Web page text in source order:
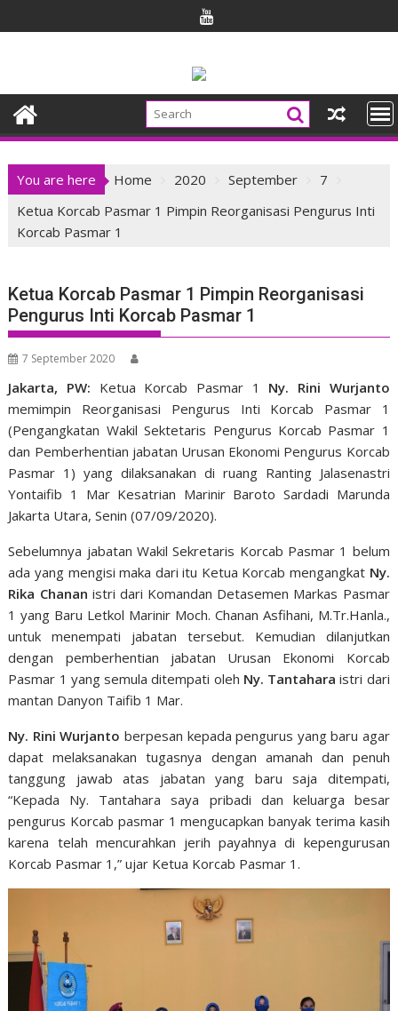
to
You are here Home 2020 September
7
Ketua Korcab Pasmar 1 Pimpin Reorganisasi Pengurus Inti
Korcab Pasmar 1
Ketua Korcab Pasmar 1 Pimpin Reorganisasi
Pengurus Inti Korcab Pasmar 1
7 September 2020
Jakarta, PW: Ketua Korcab Pasmar 1 Ny. Rini Wurjanto
memimpin Reorganisasi Pengurus Inti Korcab Pasmar 1
(Pengangkatan Wakil Sektetaris Pengurus Korcab Pasmar 1
dan Pemberhentian jabatan Urusan Ekonomi Pengurus Korcab
Pasmar 1) yang dilaksanakan di ruang Ranting Jalasenastri
Yontaifib 1 Mar Kesatrian Marinir Baroto Sardadi Marunda
Jakarta Utara, Senin (07/09/2020).
Sebelumnya jabatan Wakil Sekretaris Korcab Pasmar 1 belum
ada yang mengisi maka dari itu Ketua Korcab mengangkat Ny.
Rika Chanan istri dari Komandan Detasemen Markas Pasmar
1 yang Baru Letkol Marinir Moch. Chanan Asfihani, M.Tr.Hanla.,
untuk menempati jabatan tersebut. Kemudian dilanjutkan
dengan pemberhentian jabatan Urusan Ekonomi Korcab
Pasmar 1 yang semula ditempati oleh Ny. Tantahara istri dari
mantan Danyon Taifib 1 Mar.
Ny. Rini Wurjanto berpesan kepada pengurus yang baru agar
dapat melaksanakan tugasnya dengan amanah dan penuh
tanggung jawab atas jabatan yang baru saja ditempati,
“Kepada Ny. Tantahara saya pribadi dan keluarga besar
pengurus Korcab pasmar 1 mengucapkan banyak terima kasih
karena telah mencurahkan jerih payahnya di kepengurusan
Korcab Pasmar 1,” ujar Ketua Korcab Pasmar 1.